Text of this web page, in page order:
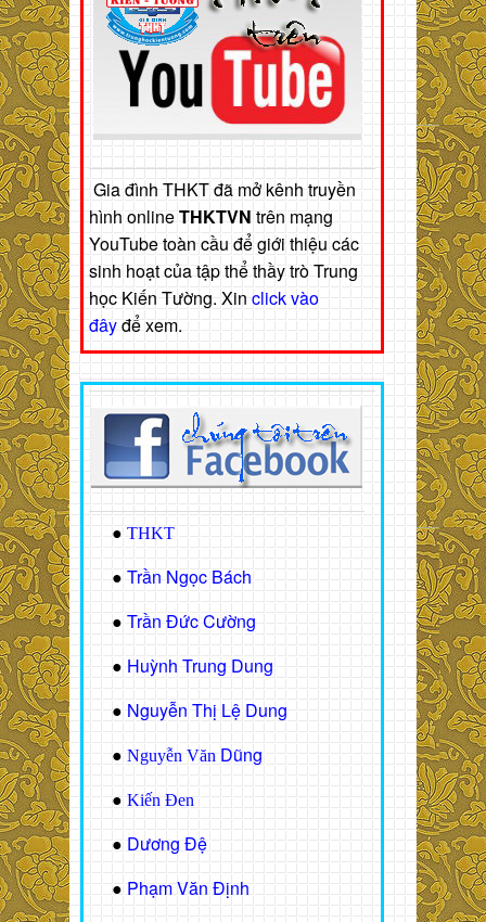
Gia đình THKT đã mở kênh truyền
hình onlineTHKTVN trên mạng
YouTube toàn cầu để giới thiệu các
sinh hoạt của tập thể thầy trò Trung
học Kiến Tường. Xin click vào
đâyđể xem.
● THKT
● Trần Ngọc Bách
● Trần Đức Cường
● Huỳnh Trung Dung
● Nguyễn Thị Lệ Dung
● Nguyễn Văn Dũng
● Kiến Đen
● Dương Đệ
● Phạm Văn Định